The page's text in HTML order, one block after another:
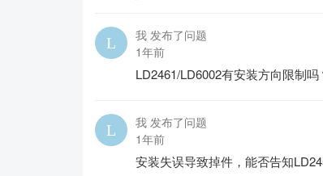
我 发布了问题
1年前
LD2461/LD6002有安装方向限制吗
我 发布了问题
1年前
安装失误导致掉件，能否告知